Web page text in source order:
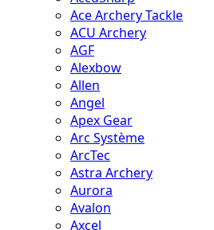
Ace Archery Tackle
ACU Archery
AGF
Alexbow
Allen
Angel
Apex Gear
Arc Système
ArcTec
Astra Archery
Aurora
Avalon
Axcel